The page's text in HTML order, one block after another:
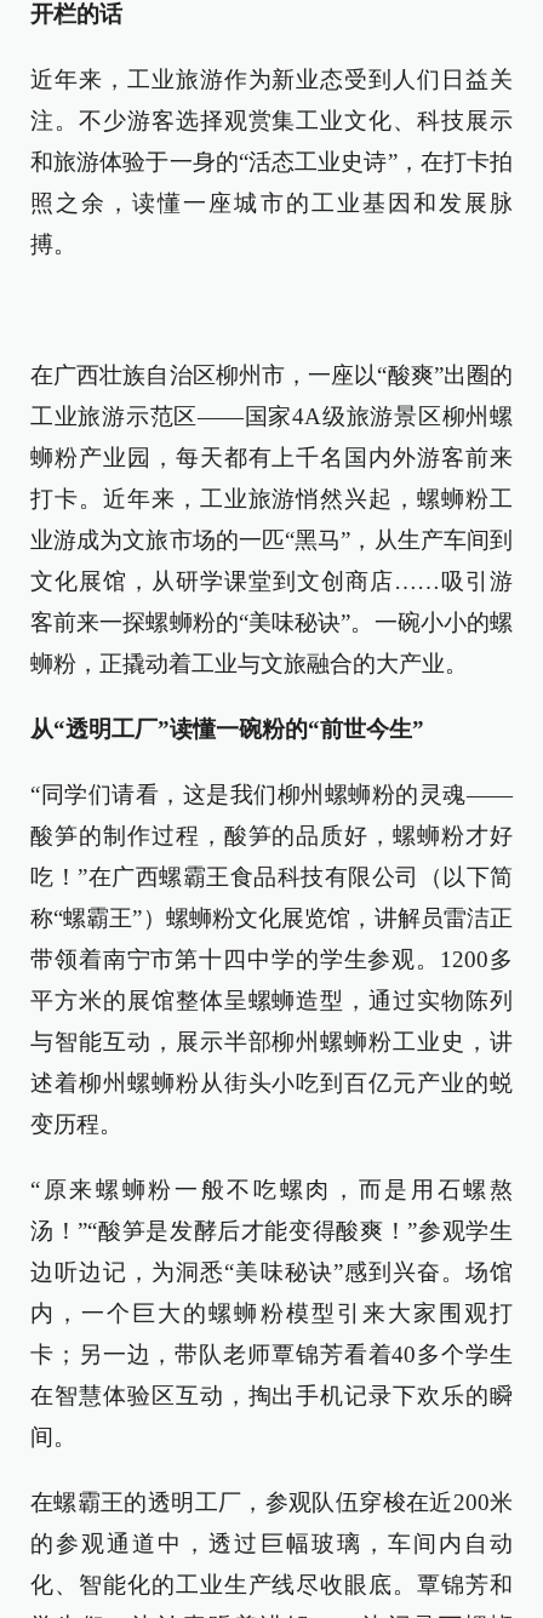
开栏的话
近年来，工业旅游作为新业态受到人们日益关
注。不少游客选择观赏集工业文化、科技展示
和旅游体验于一身的“活态工业史诗”，在打卡拍
照之余，读懂一座城市的工业基因和发展脉
搏。
在广西壮族自治区柳州市，一座以“酸爽”出圈的
工业旅游示范区——国家4A级旅游景区柳州螺
蛳粉产业园，每天都有上千名国内外游客前来
打卡。近年来，工业旅游悄然兴起，螺蛳粉工
业游成为文旅市场的一匹“黑马”，从生产车间到
文化展馆，从研学课堂到文创商店……吸引游
客前来一探螺蛳粉的“美味秘诀”。一碗小小的螺
蛳粉，正撬动着工业与文旅融合的大产业。
从“透明工厂”读懂一碗粉的“前世今生”
“同学们请看，这是我们柳州螺蛳粉的灵魂——
酸笋的制作过程，酸笋的品质好，螺蛳粉才好
吃！”在广西螺霸王食品科技有限公司（以下简
称“螺霸王”）螺蛳粉文化展览馆，讲解员雷洁正
带领着南宁市第十四中学的学生参观。1200多
平方米的展馆整体呈螺蛳造型，通过实物陈列
与智能互动，展示半部柳州螺蛳粉工业史，讲
述着柳州螺蛳粉从街头小吃到百亿元产业的蜕
变历程。
“原来螺蛳粉一般不吃螺肉，而是用石螺熬
汤！”“酸笋是发酵后才能变得酸爽！”参观学生
边听边记，为洞悉“美味秘诀”感到兴奋。场馆
内，一个巨大的螺蛳粉模型引来大家围观打
卡；另一边，带队老师覃锦芳看着40多个学生
在智慧体验区互动，掏出手机记录下欢乐的瞬
间。
在螺霸王的透明工厂，参观队伍穿梭在近200米
的参观通道中，透过巨幅玻璃，车间内自动
化、智能化的工业生产线尽收眼底。覃锦芳和